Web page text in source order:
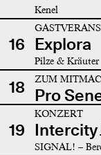
Kenel
16 Explora
Pilze & Kräuter
18 ZUM
Pro
19
KONZERT
Intercity
SIGNAL! –